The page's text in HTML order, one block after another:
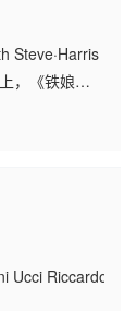
，《铁娘子
跨五十年
Riccardo